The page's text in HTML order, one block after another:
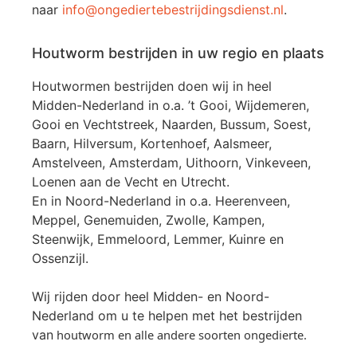
naar info@ongediertebestrijdingsdienst.nl.
Houtworm bestrijden in uw regio en plaats
Houtwormen bestrijden doen wij in heel
Midden-Nederland in o.a. ’t Gooi, Wijdemeren,
Gooi en Vechtstreek, Naarden, Bussum, Soest,
Baarn, Hilversum, Kortenhoef, Aalsmeer,
Amstelveen, Amsterdam, Uithoorn, Vinkeveen,
Loenen aan de Vecht en Utrecht.
En in Noord-Nederland in o.a. Heerenveen,
Meppel, Genemuiden, Zwolle, Kampen,
Steenwijk, Emmeloord, Lemmer, Kuinre en
Ossenzijl.
Wij rijden door heel Midden- en Noord-
Nederland om u te helpen met het bestrijden
van houtworm en alle andere soorten ongedierte.